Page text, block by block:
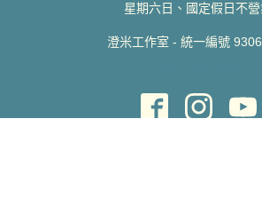
星期六日、國定假日不
澄米工作室 - 統一編號